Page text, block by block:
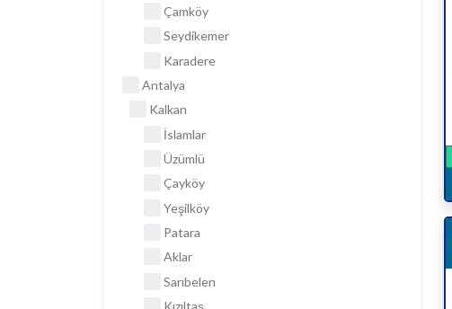
Çamköy
Seydikemer
Karadere
Antalya
Kalkan
İslamlar
Üzümlü
Çayköy
Yeşilköy
Patara
Aklar
Sarıbelen
Kızıltaş